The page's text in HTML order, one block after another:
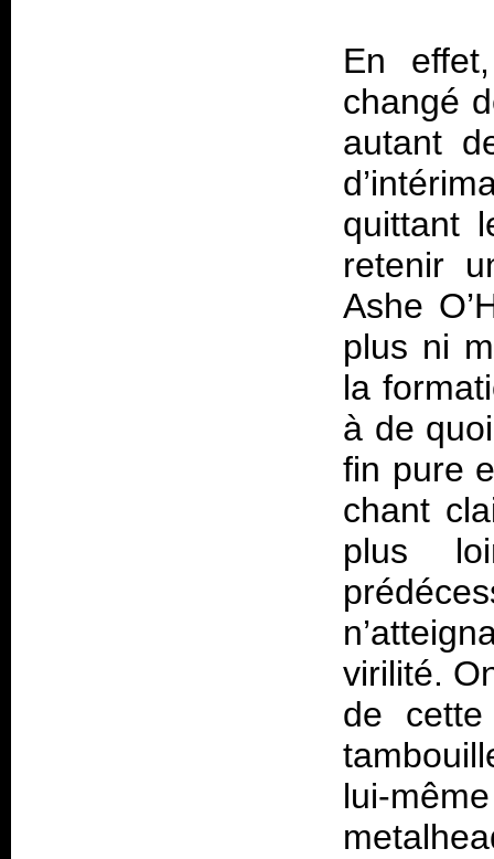
En
changé
autant
quittant
retenir
Ashe
plus ni
la
à de
fin pure
chant
plus
virilité.
de
lui-